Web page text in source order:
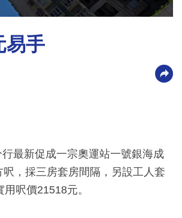
易手
最新促成一宗奧運站一號銀海成
，採三房套房間隔，另設工人套
呎價21518元。